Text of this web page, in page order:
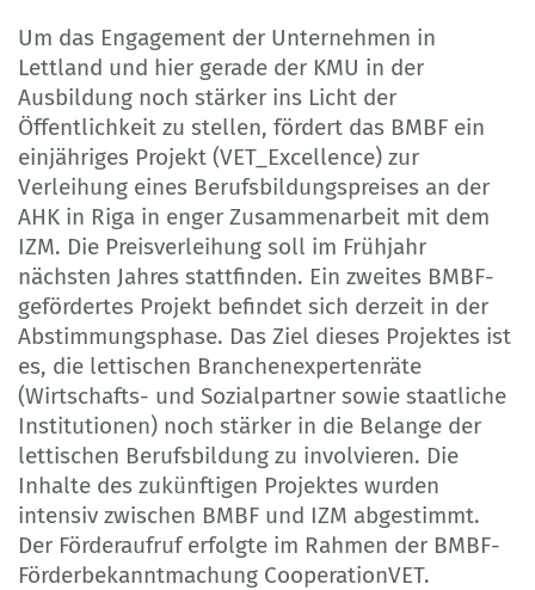
Um das Engagement der Unternehmen in
Lettland und hier gerade der KMU in der
Ausbildung noch stärker ins Licht der
Öffentlichkeit zu stellen, fördert das BMBF ein
einjähriges Projekt (VET_Excellence) zur
Verleihung eines Berufsbildungspreises an der
AHK in Riga in enger Zusammenarbeit mit dem
IZM. Die Preisverleihung soll im Frühjahr
nächsten Jahres stattfinden. Ein zweites BMBF-
gefördertes Projekt befindet sich derzeit in der
Abstimmungsphase. Das Ziel dieses Projektes ist
es, die lettischen Branchenexpertenräte
(Wirtschafts- und Sozialpartner sowie staatliche
Institutionen) noch stärker in die Belange der
lettischen Berufsbildung zu involvieren. Die
Inhalte des zukünftigen Projektes wurden
intensiv zwischen BMBF und IZM abgestimmt.
Der Förderaufruf erfolgte im Rahmen der BMBF-
Förderbekanntmachung CooperationVET.